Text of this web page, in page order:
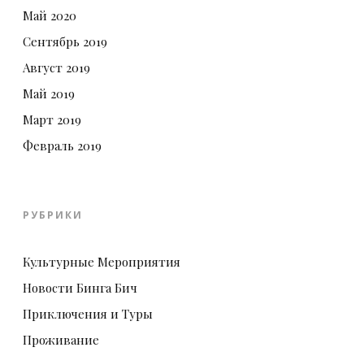
Май 2020
Сентябрь 2019
Август 2019
Май 2019
Март 2019
Февраль 2019
РУБРИКИ
Культурные Мероприятия
Новости Бинга Бич
Приключения и Туры
Проживание